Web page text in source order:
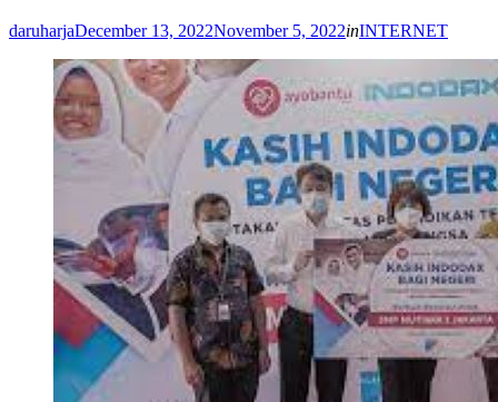
daruharjaPosted
December 13, 2022November 5, 2022inINTERNET